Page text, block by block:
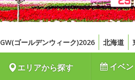
GW(ゴールデンウィーク)2026 北海道
エリアから探す イベン